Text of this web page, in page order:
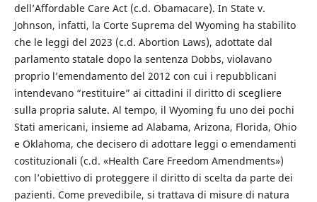
dell’Affordable Care Act (c.d. Obamacare). In State v.
Johnson, infatti, la Corte Suprema del Wyoming ha stabilito
che le leggi del 2023 (c.d. Abortion Laws), adottate dal
parlamento statale dopo la sentenza Dobbs, violavano
proprio l’emendamento del 2012 con cui i repubblicani
intendevano “restituire” ai cittadini il diritto di scegliere
sulla propria salute. Al tempo, il Wyoming fu uno dei pochi
Stati americani, insieme ad Alabama, Arizona, Florida, Ohio
e Oklahoma, che decisero di adottare leggi o emendamenti
costituzionali (c.d. «Health Care Freedom Amendments»)
con l’obiettivo di proteggere il diritto di scelta da parte dei
pazienti. Come prevedibile, si trattava di misure di natura